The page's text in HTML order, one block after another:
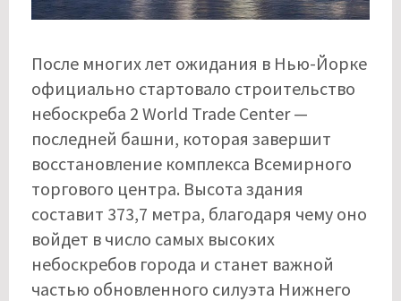
После многих лет ожидания в Нью-Йорке
официально стартовало строительство
небоскреба 2 World Trade Center —
последней башни, которая завершит
восстановление комплекса Всемирного
торгового центра. Высота здания
составит 373,7 метра, благодаря чему оно
войдет в число самых высоких
небоскребов города и станет важной
частью обновленного силуэта Нижнего